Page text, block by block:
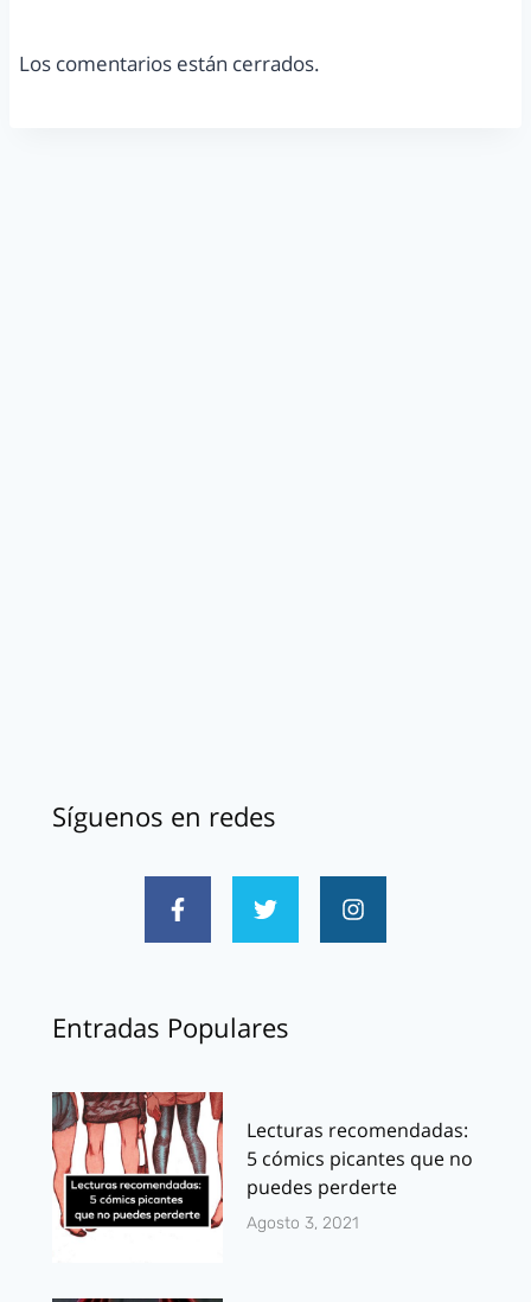
Los comentarios están cerrados.
Síguenos en redes
Entradas Populares
Lecturas recomendadas:
5 cómics picantes que no
puedes perderte
Agosto 3, 2021